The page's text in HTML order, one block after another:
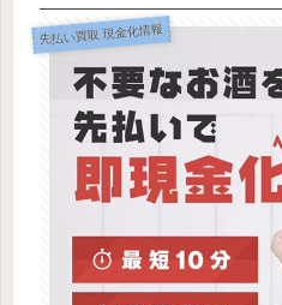
先払い買取 現金化情報